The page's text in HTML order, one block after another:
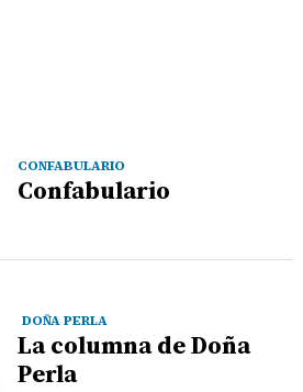
CONFABULARIO
Confabulario
DOÑA PERLA
La columna de Doña
Perla